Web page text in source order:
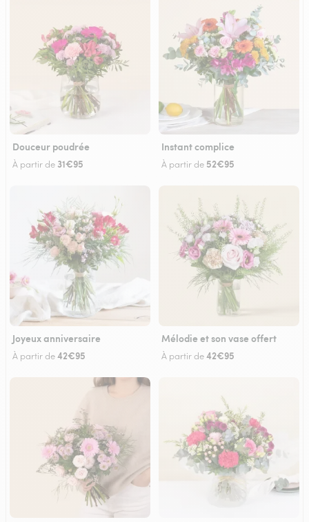
Douceur poudrée
À partir de 31€95
Instant complice
À partir de 52€95
Joyeux anniversaire
À partir de42€95
Mélodie et son vase offert
À partir de42€95